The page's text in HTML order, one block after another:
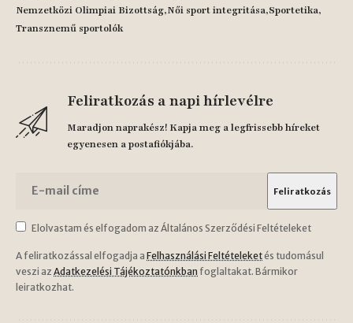
Nemzetközi Olimpiai Bizottság Női sport integritása Sportetika
Transznemű sportolók
Feliratkozás a napi hírlevélre
Maradjon naprakész! Kapja meg a legfrissebb híreket
egyenesen a postafiókjába.
Elolvastam és elfogadom az Általános Szerződési Feltételeket
A feliratkozással elfogadja a Felhasználási Feltételeketés tudomásul
veszi az Adatkezelési Tájékoztatónkban foglaltakat. Bármikor
leiratkozhat.